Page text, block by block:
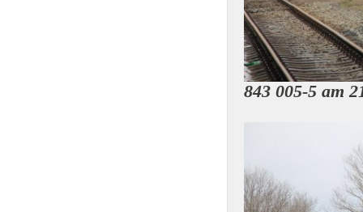
843 005-5 am